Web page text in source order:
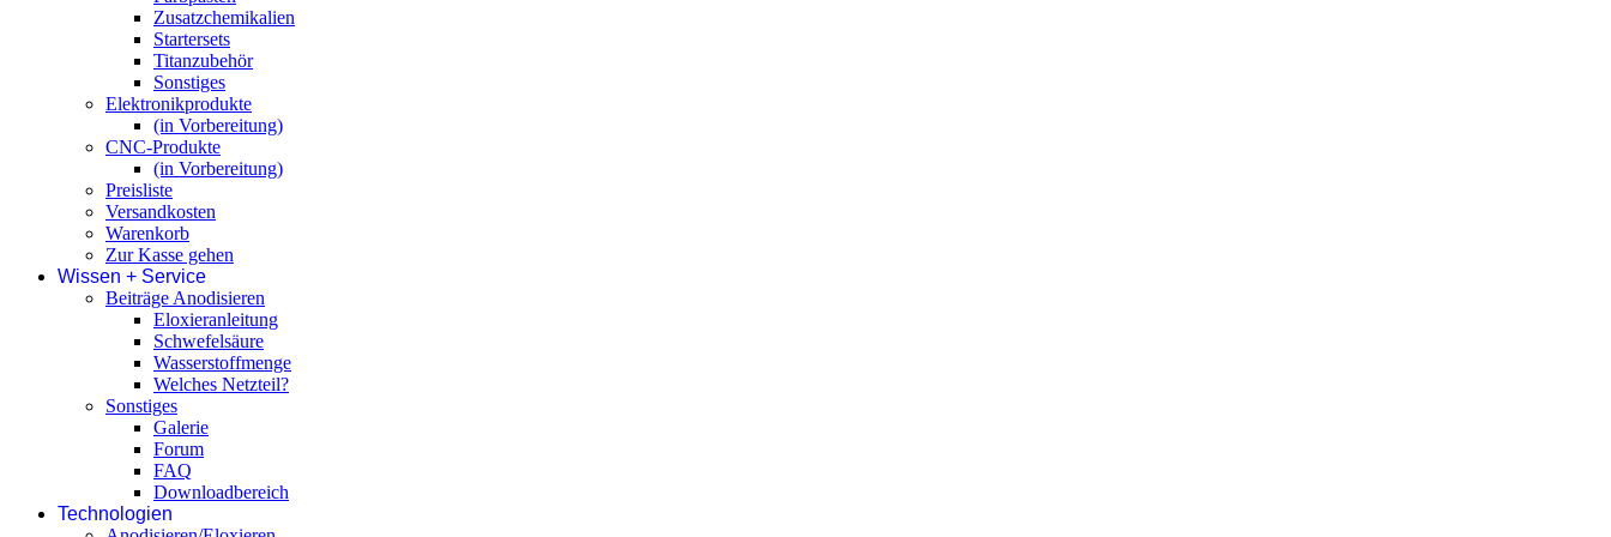
Zusatzchemikalien
Startersets
Titanzubehör
Sonstiges
Elektronikprodukte
(in Vorbereitung)
CNC-Produkte
(in Vorbereitung)
Preisliste
Versandkosten
Warenkorb
Zur Kasse gehen
Wissen + Service
Beiträge Anodisieren
Eloxieranleitung
Schwefelsäure
Wasserstoffmenge
Welches Netzteil?
Sonstiges
Galerie
Forum
FAQ
Downloadbereich
Technologien